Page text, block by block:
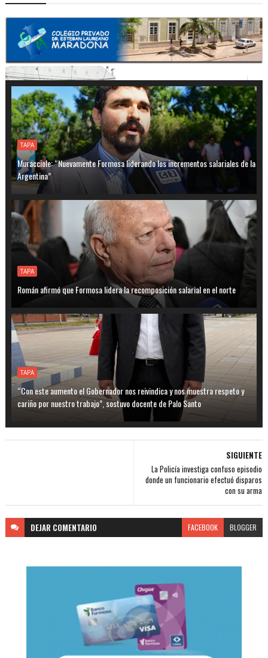
TAPA
Muracciole: “Nuevamente Formosa liderando los incrementos salariales de la
Argentina”
TAPA
Román afirmó que Formosa lidera la recomposición salarial en el norte
TAPA
“Con este aumento el Gobernador nos reivindica y nos muestra respeto y
cariño por nuestro trabajo”, sostuvo docente de Palo Santo
SIGUIENTE
La Policía investiga confuso episodio
donde un funcionario efectuó disparos
con su arma
DEJAR COMENTARIO FACEBOOK BLOGGER